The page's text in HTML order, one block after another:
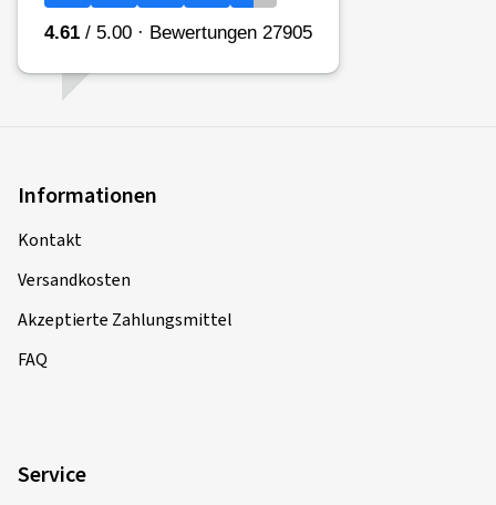
Informationen
Kontakt
Versandkosten
Akzeptierte Zahlungsmittel
FAQ
Service